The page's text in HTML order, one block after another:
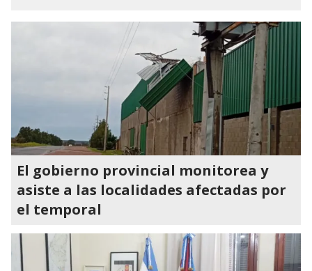
El gobierno provincial monitorea y
asiste a las localidades afectadas por
el temporal